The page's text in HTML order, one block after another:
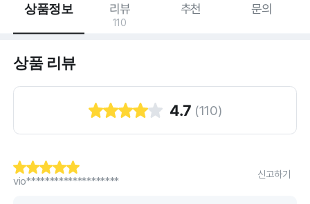
상품정보 리뷰
110
추천 문의
상품 리뷰
4.7 (110)
vio********************
신고하기